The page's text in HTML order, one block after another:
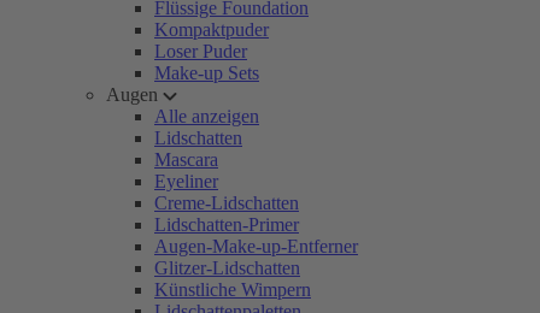
Flüssige Foundation
Kompaktpuder
Loser Puder
Make-up Sets
Augen
Alle anzeigen
Lidschatten
Mascara
Eyeliner
Creme-Lidschatten
Lidschatten-Primer
Augen-Make-up-Entferner
Glitzer-Lidschatten
Künstliche Wimpern